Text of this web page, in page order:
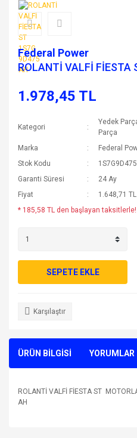
Federal Power
ROLANTİ VALFİ FİESTA
1.978,45 TL
Kategori
Yedek
Parça
Marka
Federal
Stok Kodu
Garanti Süresi
24 Ay
Fiyat
1.648,71
* 185,58 TL den başlayan taksitlerle!
SEPETE EKLE
Karşılaştır
ÜRÜN BİLGİSİ YORUMLAR
ROLANTİ VALFİ FİESTA ST
AH